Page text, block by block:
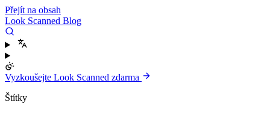
Přejít na obsah
Look Scanned Blog
Vyzkoušejte Look Scanned zdarma
Štítky